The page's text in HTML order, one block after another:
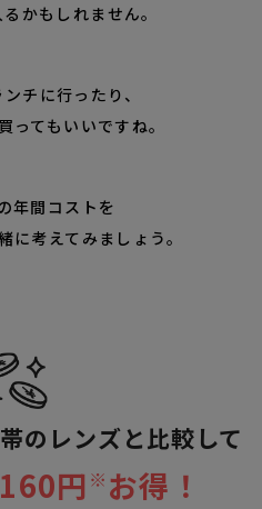
かもしれません。
チに行ったり、
ってもいいですね。
年間コストを
に考えてみましょう。
のレンズと比較して
円 ※ お得！